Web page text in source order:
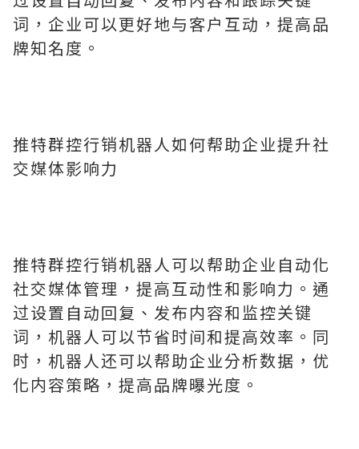
词，企业可以更好地与客户互动，提高品
牌知名度。
推特群控行销机器人如何帮助企业提升社
交媒体影响力
推特群控行销机器人可以帮助企业自动化
社交媒体管理，提高互动性和影响力。通
过设置自动回复、发布内容和监控关键
词，机器人可以节省时间和提高效率。同
时，机器人还可以帮助企业分析数据，优
化内容策略，提高品牌曝光度。